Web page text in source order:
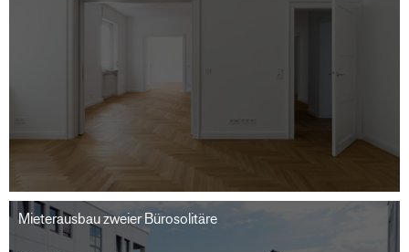
Mieterausbau zweier Bürosolitäre